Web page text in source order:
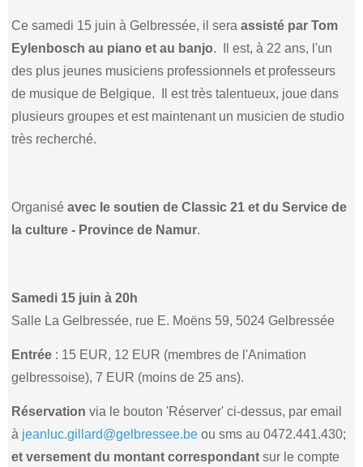
Ce samedi 15 juin à Gelbressée, il seraassisté par Tom
Eylenbosch au piano et au banjo. Il est, à 22 ans, l'un
des plus jeunes musiciens professionnels et professeurs
de musique de Belgique. Il est très talentueux, joue dans
plusieurs groupes et est maintenant un musicien de studio
très recherché.
Organiséavec le soutien de Classic 21 et du Service de
la culture - Province de Namur.
Samedi 15 juin à 20h
Salle La Gelbressée, rue E. Moëns 59, 5024 Gelbressée
Entrée : 15 EUR, 12 EUR (membres de l'Animation
gelbressoise), 7 EUR (moins de 25 ans).
Réservation via le bouton 'Réserver' ci-dessus, par email
à jeanluc.gillard@gelbressee.be ou sms au 0472.441.430;
et versement du montant correspondant sur le compte